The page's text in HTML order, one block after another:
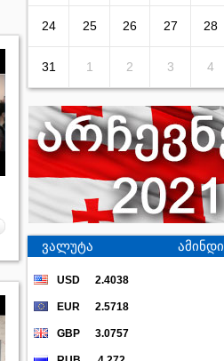
24 25 26 27 28
31 1 2 3 4
ვალუტა ამინდი
USD 2.4038
EUR 2.5718
GBP 3.0757